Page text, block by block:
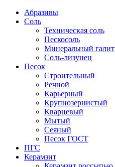
Абразивы
Соль
Техническая соль
Пескосоль
Минеральный галит
Соль-лизунец
Песок
Строительный
Речной
Карьерный
Крупнозернистый
Кварцевый
Мытый
Сеяный
Песок ГОСТ
ПГС
Керамзит